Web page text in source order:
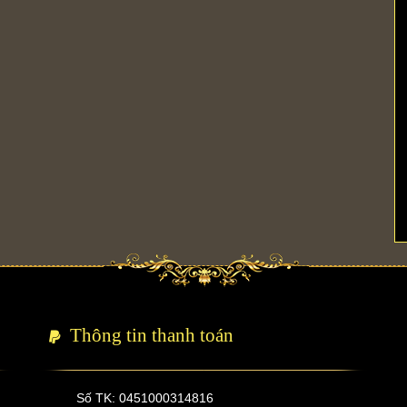
Thông tin thanh toán
Số TK: 0451000314816